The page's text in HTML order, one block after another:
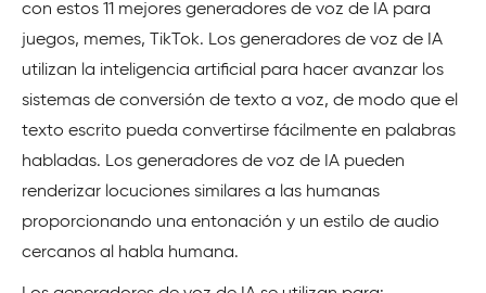
con estos 11 mejores generadores de voz de IA para
juegos, memes, TikTok. Los generadores de voz de IA
utilizan la inteligencia artificial para hacer avanzar los
sistemas de conversión de texto a voz, de modo que el
texto escrito pueda convertirse fácilmente en palabras
habladas. Los generadores de voz de IA pueden
renderizar locuciones similares a las humanas
proporcionando una entonación y un estilo de audio
cercanos al habla humana.